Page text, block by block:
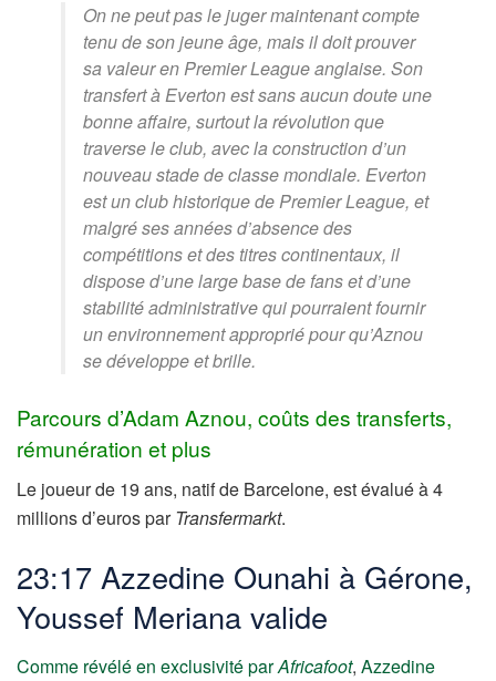
On ne peut pas le juger maintenant compte
tenu de son jeune âge, mais il doit prouver
sa valeur en Premier League anglaise. Son
transfert à Everton est sans aucun doute une
bonne affaire, surtout la révolution que
traverse le club, avec la construction d’un
nouveau stade de classe mondiale. Everton
est un club historique de Premier League, et
malgré ses années d’absence des
compétitions et des titres continentaux, il
dispose d’une large base de fans et d’une
stabilité administrative qui pourraient fournir
un environnement approprié pour qu’Aznou
se développe et brille.
Parcours d’Adam Aznou, coûts des transferts,
rémunération et plus
Le joueur de 19 ans, natif de Barcelone, est évalué à 4
millions d’euros par Transfermarkt.
23:17 Azzedine Ounahi à Gérone,
Youssef Meriana valide
Comme révélé en exclusivité parAfricafoot, Azzedine